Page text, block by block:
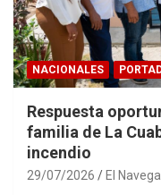
NACIONALES
Respuesta
familia de La
incendio
29/07/2026 El